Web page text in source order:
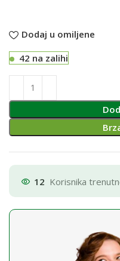
Dodaj u omiljene
42 na zalihi
12 Korisnika